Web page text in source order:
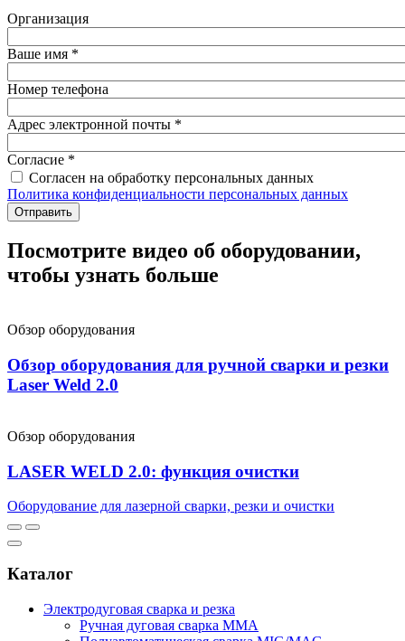
Организация
Ваше имя *
Номер телефона
Адрес электронной почты *
Согласие *
Согласен на обработку персональных данных
Политика конфиденциальности персональных данных
Посмотрите видео об оборудовании,
чтобы узнать больше
Обзор оборудования
Обзор оборудования для ручной сварки и резки
Laser Weld 2.0
Обзор оборудования
LASER WELD 2.0: функция очистки
Оборудование для лазерной сварки, резки и очистки
Каталог
Электродуговая сварка и резка
Ручная дуговая сварка MMA